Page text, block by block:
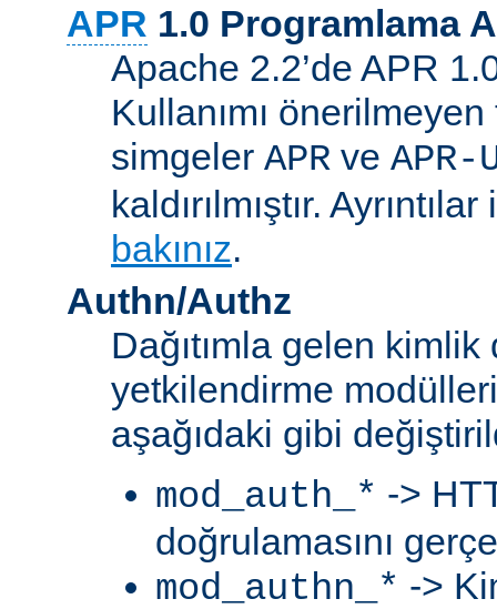
APR 1.0 Programlama
Apache 2.2’de APR
Kullanımı
simgeler APR ve
kaldırılmıştır.
bakınız.
Authn/Authz
Dağıtımla gelen
yetkilendirme
aşağıdaki gibi
mod_auth_* ->
doğrulamasını
mod_authn_* ->